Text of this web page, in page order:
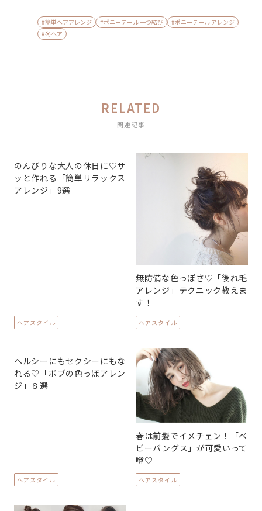
#簡単ヘアアレンジ #ポニーテール 一つ結び
#ポニーテール アレンジ
#冬ヘア
RELATED
関連記事
のんびりな大人の休日に♡サ
ッと作れる「簡単リラックス
アレンジ」9選
ヘアスタイル
無防備な色っぽさ♡「後れ毛
アレンジ」テクニック教えま
す！
ヘアスタイル
ヘルシーにもセクシーにもな
れる♡「ボブの色っぽアレン
ジ」８選
ヘアスタイル
春は前髪でイメチェン！「ベ
ビーバングス」が可愛いって
噂♡
ヘアスタイル